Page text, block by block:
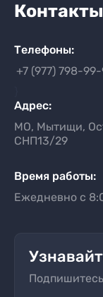
Контакты
Телефоны:
+7 (977) 798-
Адрес:
МО, Мытищи,
СНП13/29
Время работы:
Ежедневно с